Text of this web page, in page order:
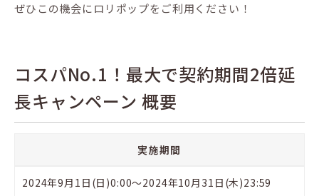
ぜひこの機会にロリポップをご利用ください！
コスパNo.1！最大で契約期間2倍延
長キャンペーン 概要
実施期間
2024年9月1日(日)0:00〜2024年10月31日(木)23:59